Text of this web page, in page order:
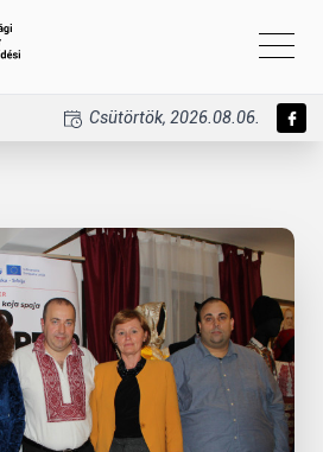
Csütörtök, 2026.08.06.